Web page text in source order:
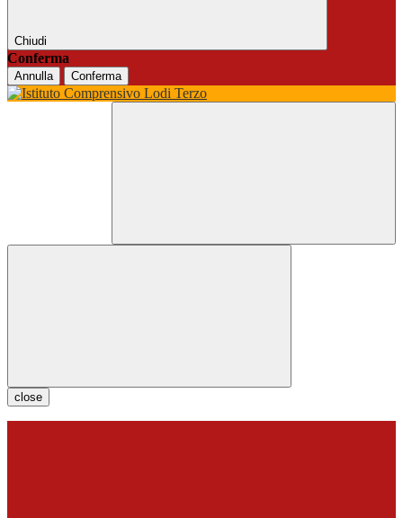
Chiudi
Conferma
Annulla Conferma
close